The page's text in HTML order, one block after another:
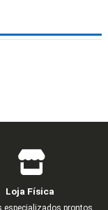
Loja Física
especializados prontos